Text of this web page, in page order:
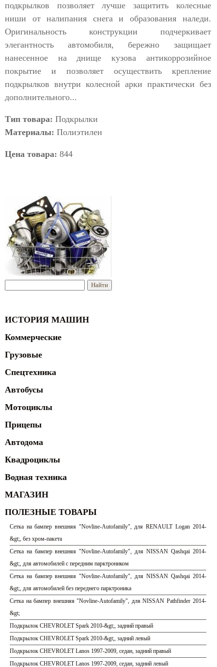
подкрылков позволяет лучше защитить колесные
ниши от налипания снега и образования наледи.
Оригинальность конструкции подчеркивает
элегантность автомобиля, бережно защищает
нанесенное на днище кузова антикоррозийное
покрытие и позволяет осуществить крепление
подкрылков внутри колесной арки практически без
дополнительного...
Тип товара: Подкрылки
Материалы: Полиэтилен
Цена товара: 844
ИСТОРИЯ МАШИН
Коммерческие
Грузовые
Спецтехника
Автобусы
Мотоциклы
Прицепы
Автодома
Квадроциклы
Водная техника
МАГАЗИН
ПОЛЕЗНЫЕ ТОВАРЫ
Сетка на бампер внешняя "Novline-Autofamily", для RENAULT Logan 2014-
&gt;, без хром-пакета
Сетка на бампер внешняя "Novline-Autofamily", для NISSAN Qashqai 2014-
&gt;, для автомобилей с передним парктроником
Сетка на бампер внешняя "Novline-Autofamily", для NISSAN Qashqai 2014-
&gt;, для автомобилей без переднего парктроника
Сетка на бампер внешняя "Novline-Autofamily", для NISSAN Pathfinder 2014-
&gt;
Подкрылок CHEVROLET Spark 2010-&gt;, задний правый
Подкрылок CHEVROLET Spark 2010-&gt;, задний левый
Подкрылок CHEVROLET Lanos 1997-2009, седан, задний правый
Подкрылок CHEVROLET Lanos 1997-2009, седан, задний левый